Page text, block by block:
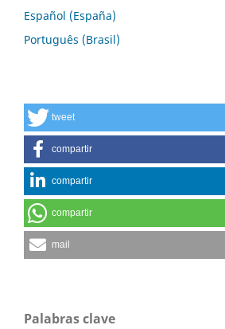
Español (España)
Português (Brasil)
tweet
compartir
compartir
compartir
mail
Palabras clave